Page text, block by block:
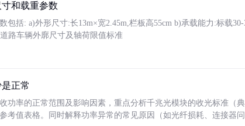
和载重参数
包括: a)外形尺寸:长13m×宽2.45m,栏板高55cm b)承载能力:标载
路车辆外廓尺寸及轴荷限值标准
正常
功率的正常范围及影响因素，重点分析千兆光模块的收光标准（
考值表格。同时解释功率异常的常见原因（如光纤损耗、连接器